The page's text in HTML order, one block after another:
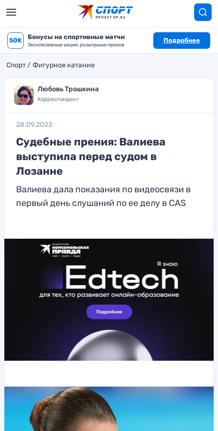
50K Бонусы на спортивные матчи
Эксклюзивные акции, розыгрыши призов
Подробнее
Спорт Фигурное катание
Любовь Трошкина
Корреспондент
28.09.2023
Судебные прения: Валиева
выступила перед судом в
Лозанне
Валиева дала показания по видеосвязи в
первый день слушаний по ее делу в CAS